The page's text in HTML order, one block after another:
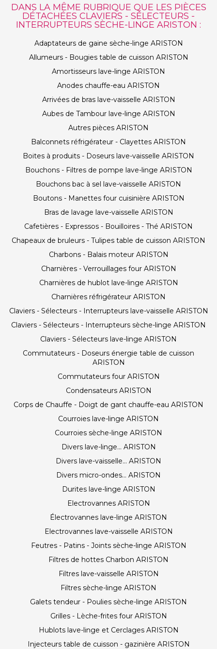
DANS LA MÊME RUBRIQUE QUE LES PIÈCES
DÉTACHÉES CLAVIERS - SÉLECTEURS -
INTERRUPTEURS SÈCHE-LINGE ARISTON :
Adaptateurs de gaine sèche-linge ARISTON
Allumeurs - Bougies table de cuisson ARISTON
Amortisseurs lave-linge ARISTON
Anodes chauffe-eau ARISTON
Arrivées de bras lave-vaisselle ARISTON
Aubes de Tambour lave-linge ARISTON
Autres pièces ARISTON
Balconnets réfrigérateur - Clayettes ARISTON
Boites à produits - Doseurs lave-vaisselle ARISTON
Bouchons - Filtres de pompe lave-linge ARISTON
Bouchons bac à sel lave-vaisselle ARISTON
Boutons - Manettes four cuisinière ARISTON
Bras de lavage lave-vaisselle ARISTON
Cafetières - Expressos - Bouilloires - Thé ARISTON
Chapeaux de bruleurs - Tulipes table de cuisson ARISTON
Charbons - Balais moteur ARISTON
Charnières - Verrouillages four ARISTON
Charnières de hublot lave-linge ARISTON
Charnières réfrigérateur ARISTON
Claviers - Sélecteurs - Interrupteurs lave-vaisselle ARISTON
Claviers - Sélecteurs - Interrupteurs sèche-linge ARISTON
Claviers - Sélecteurs lave-linge ARISTON
Commutateurs - Doseurs énergie table de cuisson
ARISTON
Commutateurs four ARISTON
Condensateurs ARISTON
Corps de Chauffe - Doigt de gant chauffe-eau ARISTON
Courroies lave-linge ARISTON
Courroies sèche-linge ARISTON
Divers lave-linge... ARISTON
Divers lave-vaisselle... ARISTON
Divers micro-ondes... ARISTON
Durites lave-linge ARISTON
Electrovannes ARISTON
Électrovannes lave-linge ARISTON
Electrovannes lave-vaisselle ARISTON
Feutres - Patins - Joints sèche-linge ARISTON
Filtres de hottes Charbon ARISTON
Filtres lave-vaisselle ARISTON
Filtres sèche-linge ARISTON
Galets tendeur - Poulies sèche-linge ARISTON
Grilles - Lèche-frites four ARISTON
Hublots lave-linge et Cerclages ARISTON
Injecteurs table de cuisson - gazinière ARISTON